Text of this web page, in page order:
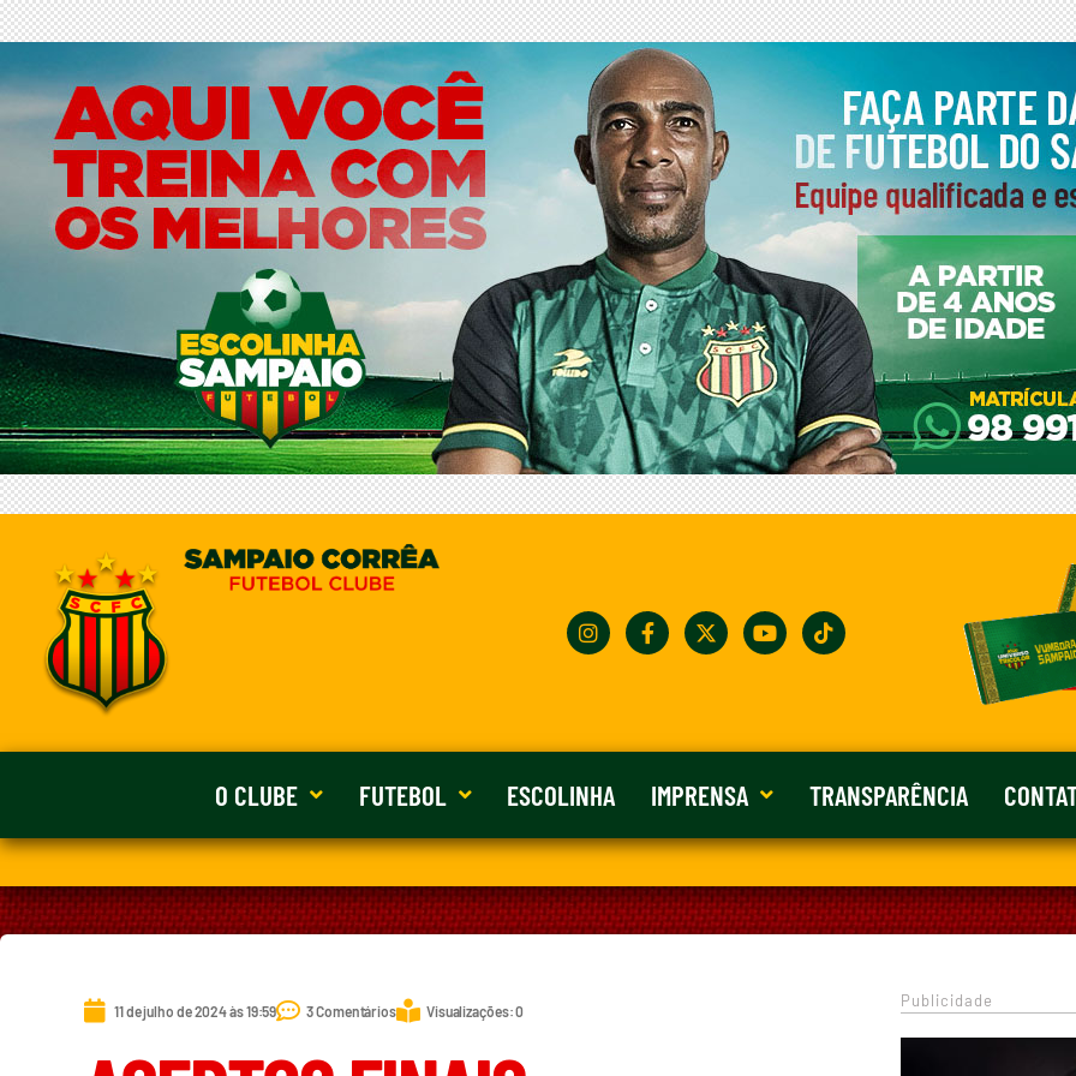
O CLUBE FUTEBOL ESCOLINHA IMPRENSA TRANSPARÊNCIA
11 de julho de 2024 às 19:59 3 Comentários Visualizações: 0
Publicidade